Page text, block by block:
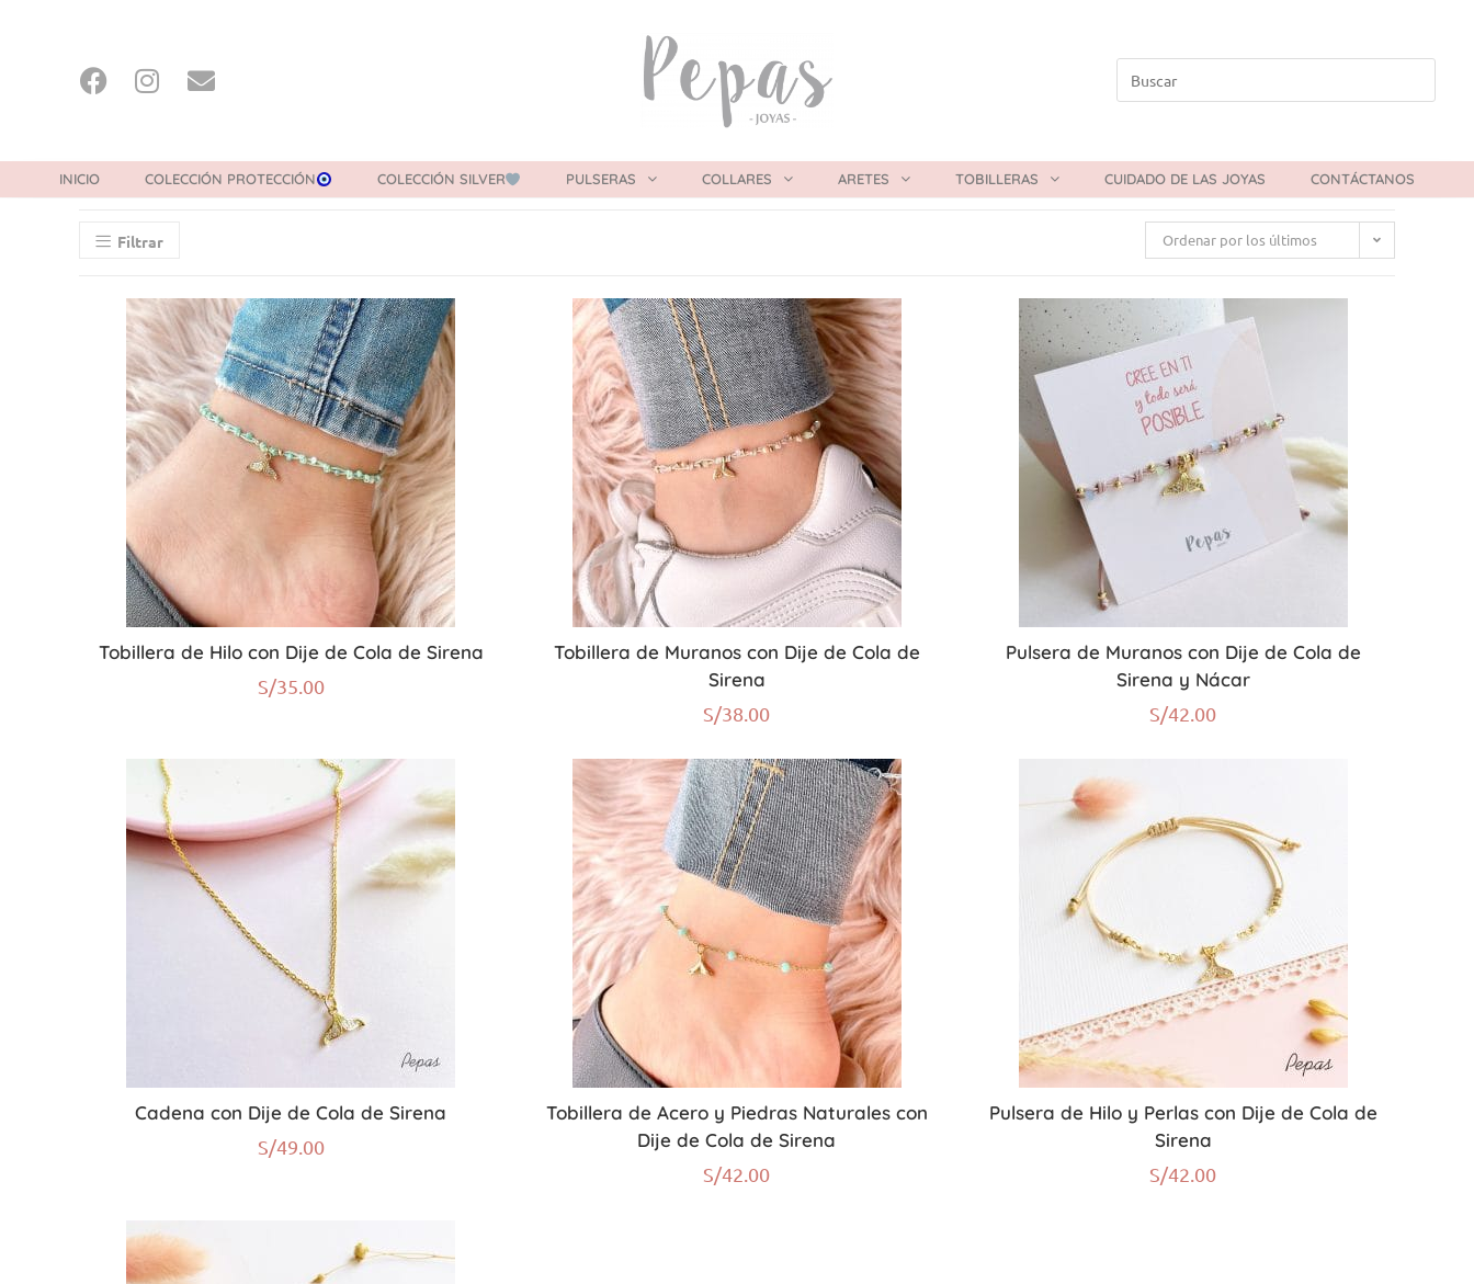
INICIO COLECCIÓN PROTECCIÓN COLECCIÓN SILVER PULSERAS COLLARES ARETES TOBILLERAS CUIDADO DE LAS JOYAS CONTÁCTANOS
Filtrar Ordenar por los últimos
Tobillera de Hilo con Dije de Cola de Sirena
S/35.00
Tobillera de Muranos con Dije de Cola de
Sirena
S/38.00
Pulsera de Muranos con Dije de Cola de
Sirena y Nácar
S/42.00
Cadena con Dije de Cola de Sirena
S/49.00
Tobillera de Acero y Piedras Naturales con
Dije de Cola de Sirena
S/42.00
Pulsera de Hilo y Perlas con Dije de Cola de
Sirena
S/42.00